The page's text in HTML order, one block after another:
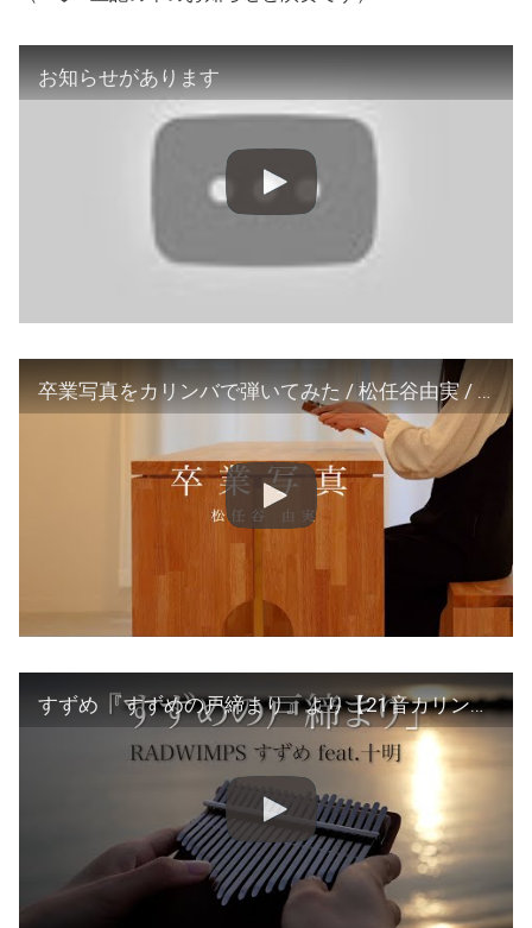
お知らせがあります
卒業写真をカリンバで弾いてみた / 松任谷由実 / 癒し
すずめ 『すずめの戸締まり』より【21音カリンバ】RADWIMPS – Suzume feat. Toaka